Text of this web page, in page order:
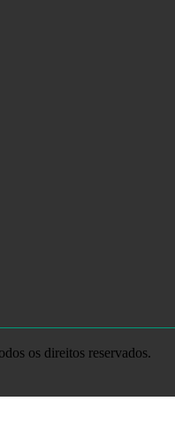
os direitos reservados.